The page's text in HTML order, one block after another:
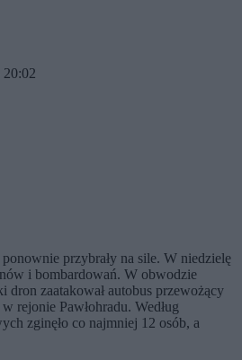
20:02
przybrały na sile. W niedzielę
i bombardowań. W obwodzie
dron zaatakował autobus przewożący
rejonie Pawłohradu. Według
zginęło co najmniej 12 osób, a